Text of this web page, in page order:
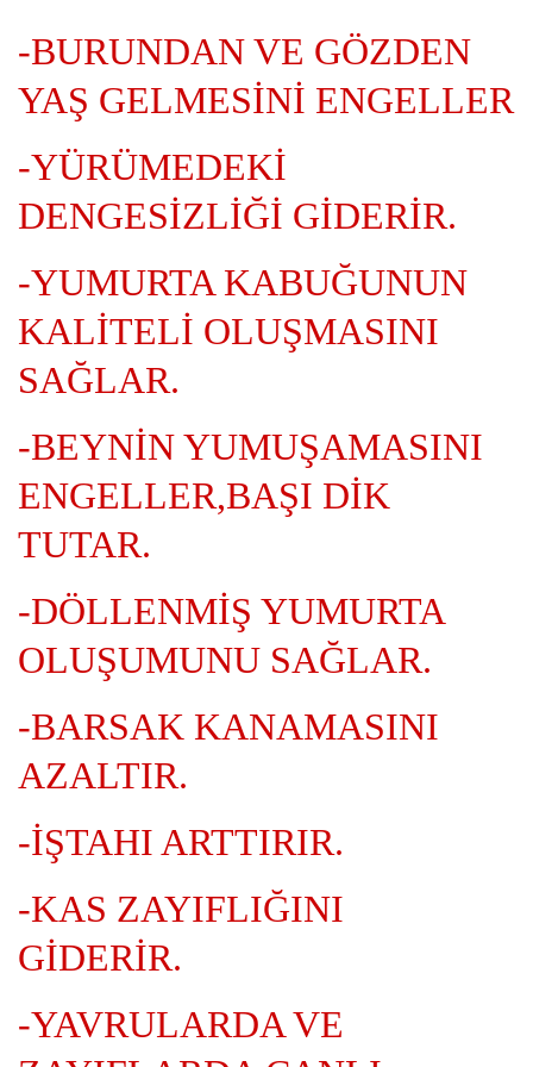
-BURUNDAN VE GÖZDEN
YAŞ GELMESİNİ ENGELLER
-YÜRÜMEDEKİ
DENGESİZLİĞİ GİDERİR.
-YUMURTA KABUĞUNUN
KALİTELİ OLUŞMASINI
SAĞLAR.
-BEYNİN YUMUŞAMASINI
ENGELLER,BAŞI DİK
TUTAR.
-DÖLLENMİŞ YUMURTA
OLUŞUMUNU SAĞLAR.
-BARSAK KANAMASINI
AZALTIR.
-İŞTAHI ARTTIRIR.
-KAS ZAYIFLIĞINI
GİDERİR.
-YAVRULARDA VE